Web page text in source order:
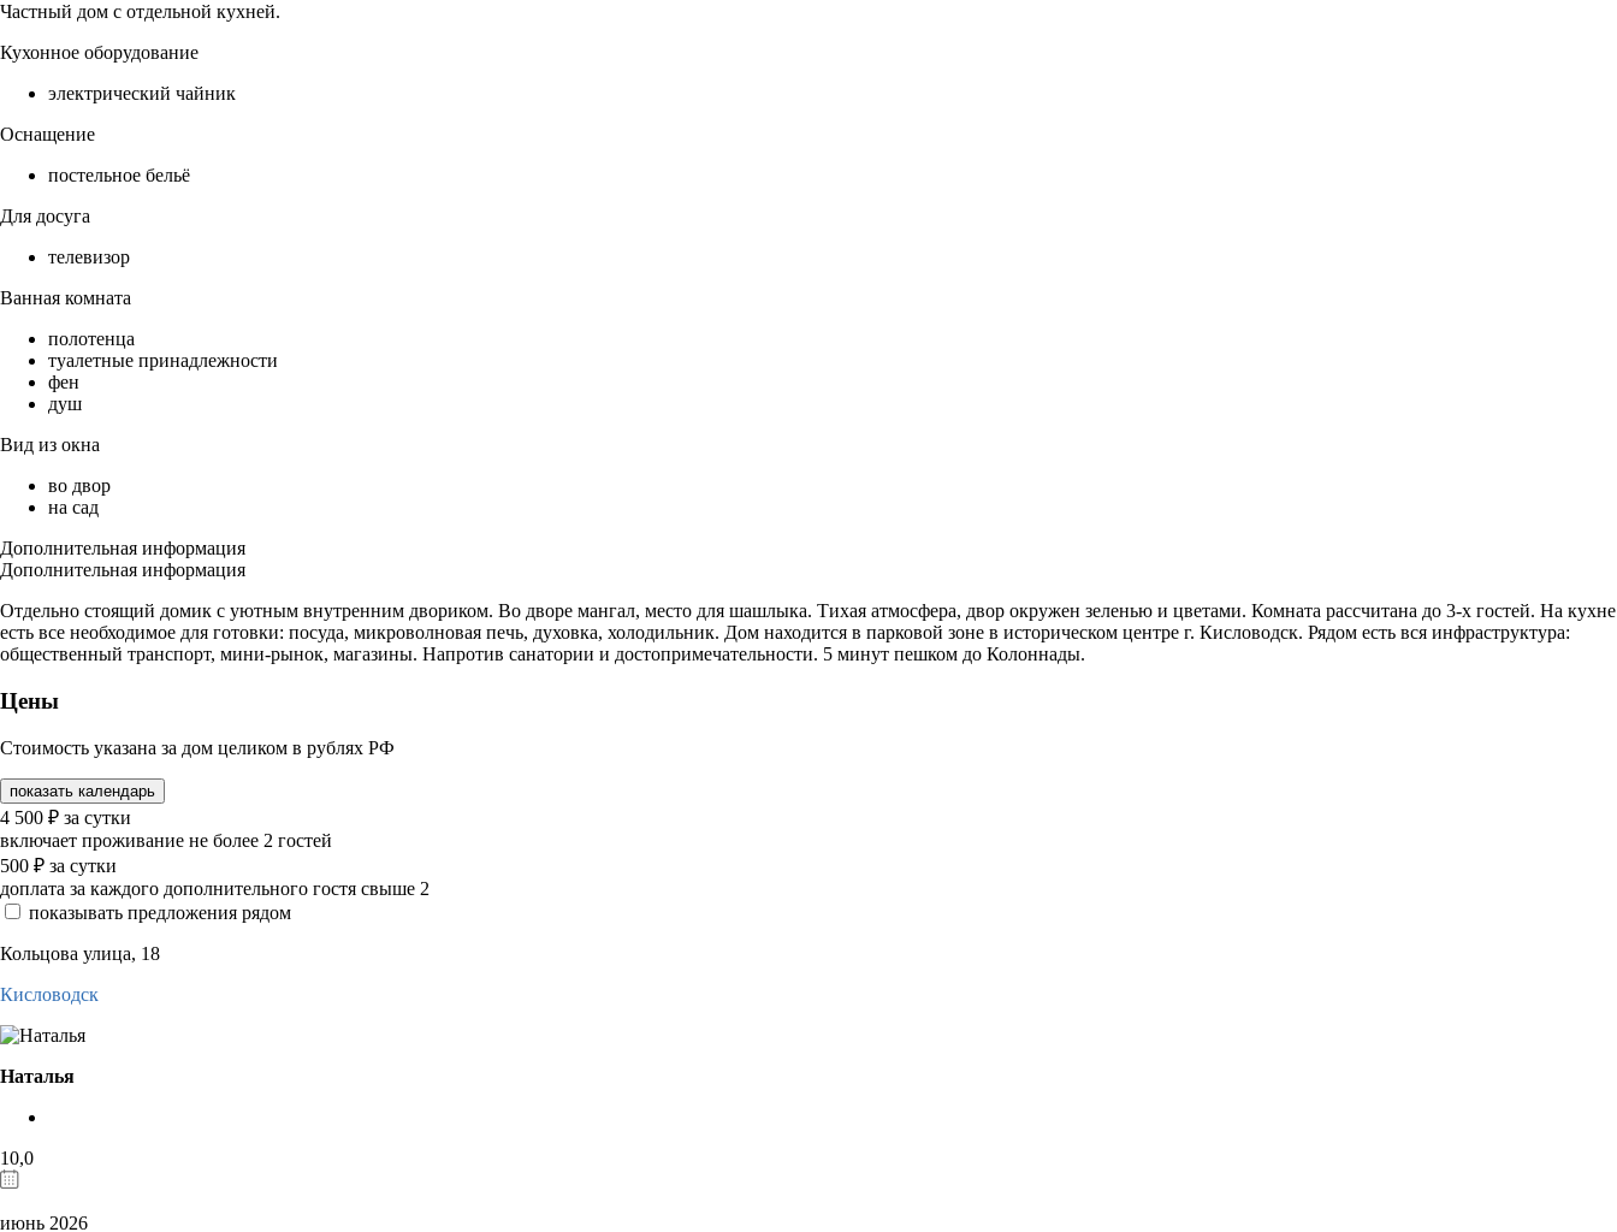
Частный дом с отдельной кухней.
Кухонное оборудование
электрический чайник
Оснащение
постельное бельё
Для досуга
телевизор
Ванная комната
полотенца
туалетные принадлежности
фен
душ
Вид из окна
во двор
на сад
Дополнительная информация
Дополнительная информация
Отдельно стоящий домик с уютным внутренним двориком. Во дворе мангал, место для шашлыка. Тихая атмосфера, двор окружен зеленью и цветами. Комната рассчитана до 3-х гостей. На кухне
есть все необходимое для готовки: посуда, микроволновая печь, духовка, холодильник. Дом находится в парковой зоне в историческом центре г. Кисловодск. Рядом есть вся инфраструктура:
общественный транспорт, мини-рынок, магазины. Напротив санатории и достопримечательности. 5 минут пешком до Колоннады.
Цены
Стоимость указана за дом целиком в рублях РФ
показать календарь
4 500 ₽ за сутки
включает проживание не более 2 гостей
500 ₽ за сутки
доплата за каждого дополнительного гостя свыше 2
показывать предложения рядом
Кольцова улица, 18
Кисловодск
Наталья
10,0
июнь 2026